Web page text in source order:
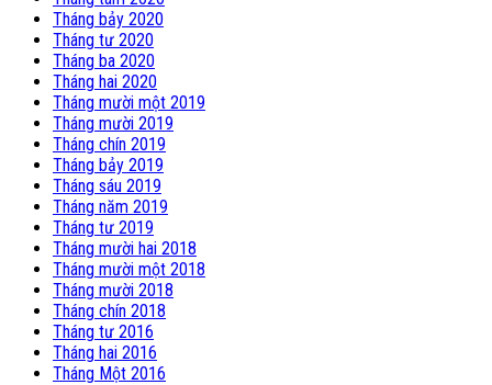
Tháng bảy 2020
Tháng tư 2020
Tháng ba 2020
Tháng hai 2020
Tháng mười một 2019
Tháng mười 2019
Tháng chín 2019
Tháng bảy 2019
Tháng sáu 2019
Tháng năm 2019
Tháng tư 2019
Tháng mười hai 2018
Tháng mười một 2018
Tháng mười 2018
Tháng chín 2018
Tháng tư 2016
Tháng hai 2016
Tháng Một 2016